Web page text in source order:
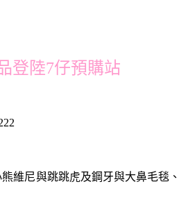
登陸7仔預購站
尼與跳跳虎及鋼牙與大鼻毛毯